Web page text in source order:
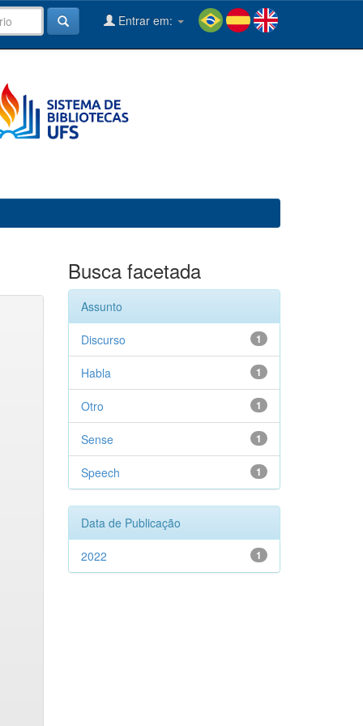
Entrar em:
Busca facetada
Assunto
1
Discurso
1
Habla
1
Otro
1
Sense
1
Speech
Data de Publicação
1
2022